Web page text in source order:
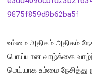
உம்மை அதிகம் அதிகம்
பொய்யான வாழ்க்கை
மெய்யாக உம்மை